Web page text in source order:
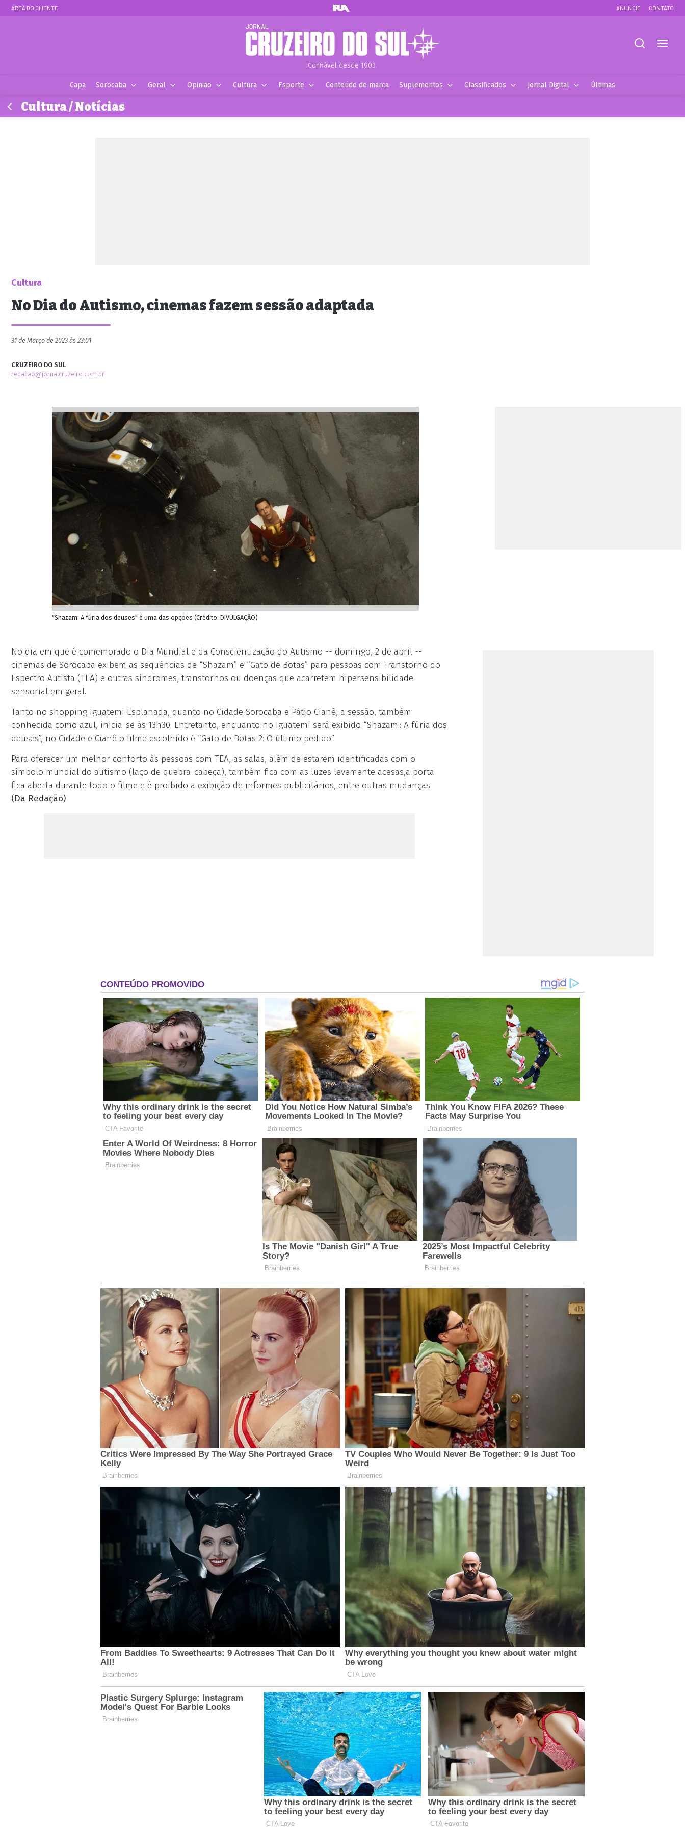
ÁREA DO CLIENTE ANUNCIE CONTATO
Confiável desde 1903.
Capa Sorocaba Geral Opinião Cultura Esporte Conteúdo de marca Suplementos Classificados Jornal Digital Últimas
Cultura / Notícias
Cultura
No Dia do Autismo, cinemas fazem sessão adaptada
31 de Março de 2023 às 23:01
CRUZEIRO DO SUL
redacao@jornalcruzeiro.com.br
"Shazam: A fúria dos deuses" é uma das opções (Crédito: DIVULGAÇÃO)
No dia em que é comemorado o Dia Mundial e da Conscientização do Autismo -- domingo, 2 de abril --
cinemas de Sorocaba exibem as sequências de “Shazam” e “Gato de Botas” para pessoas com Transtorno do
Espectro Autista (TEA) e outras síndromes, transtornos ou doenças que acarretem hipersensibilidade
sensorial em geral.
Tanto no shopping Iguatemi Esplanada, quanto no Cidade Sorocaba e Pátio Cianê, a sessão, também
conhecida como azul, inicia-se às 13h30. Entretanto, enquanto no Iguatemi será exibido “Shazam!: A fúria dos
deuses”, no Cidade e Cianê o filme escolhido é “Gato de Botas 2: O último pedido”.
Para oferecer um melhor conforto às pessoas com TEA, as salas, além de estarem identificadas com o
símbolo mundial do autismo (laço de quebra-cabeça), também fica com as luzes levemente acesas,a porta
fica aberta durante todo o filme e é proibido a exibição de informes publicitários, entre outras mudanças.
(Da Redação)